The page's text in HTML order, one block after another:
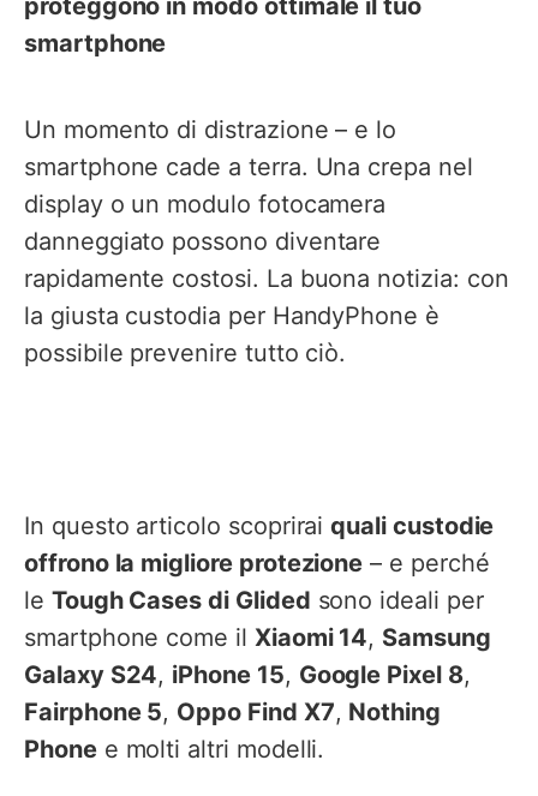
proteggono in modo ottimale il tuo
smartphone
Un momento di distrazione – e lo
smartphone cade a terra. Una crepa nel
display o un modulo fotocamera
danneggiato possono diventare
rapidamente costosi. La buona notizia: con
la giusta custodia per HandyPhone è
possibile prevenire tutto ciò.
In questo articolo scopriraiquali custodie
offrono la migliore protezione – e perché
le Tough Cases di Glided sono ideali per
smartphone come il Xiaomi 14, Samsung
Galaxy S24, iPhone 15, Google Pixel 8,
Fairphone 5, Oppo Find X7, Nothing
Phonee molti altri modelli.